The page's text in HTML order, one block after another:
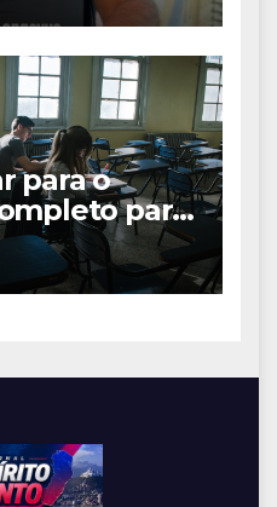
ser
para o
para
na